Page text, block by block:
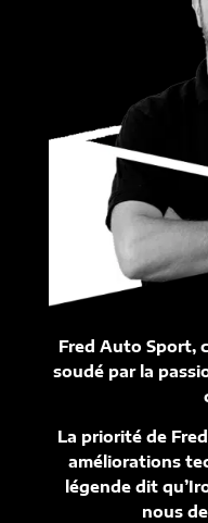
Fred Auto Sport,
soudé par la
La priorité de
améliorations
légende dit
nous